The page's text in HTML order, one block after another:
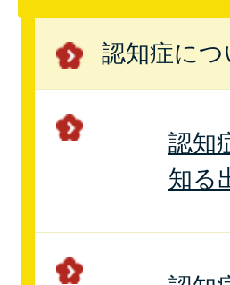
認知症につ
認知
知る